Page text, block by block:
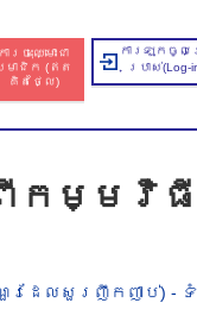
ការចុះឈ្មោះជា
មាជិក​​ (ឥត​
គិត​ថ្លៃ​)
ការឡុកចូលប្
ប្រាស់​(Log-
ពីកម្មវិ
ណួរ​ដែល​សួរ​ញឹក​ញាប់) -